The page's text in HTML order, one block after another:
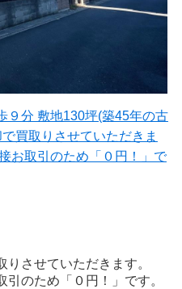
分 敷地130坪(築45年の古
買取りさせていただきま
お取引のため「０円！」で
させていただきます。
のため「０円！」です。